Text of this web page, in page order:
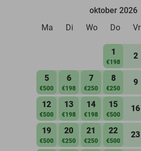
oktober 2026
Ma
Di Wo Do Vr
1
€198
2
5
€500
6
€198
7
€250
8
€250
9
12
€500
13
€198
14
€198
15
€500
16
19
€500
20
€250
21
€250
22
€500
23